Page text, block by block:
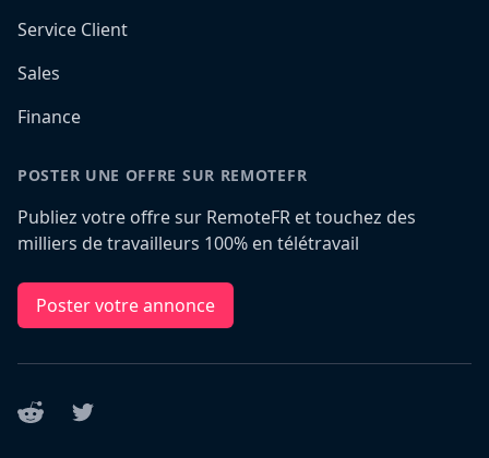
Service Client
Sales
Finance
POSTER UNE OFFRE SUR REMOTEFR
Publiez votre offre sur RemoteFR et touchez des
milliers de travailleurs 100% en télétravail
Poster votre annonce
Reddit Twitter